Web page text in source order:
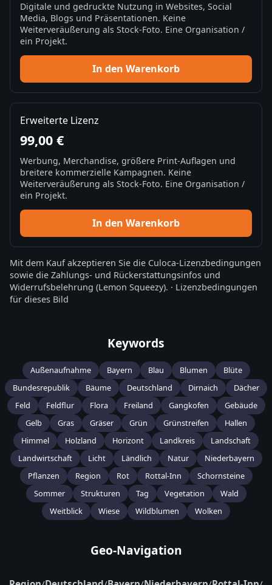
Digitale und gedruckte Nutzung in Websites, Social
Media, Blogs und Präsentationen. Keine
Weiterveräußerung als Stock-Foto. Eine Organisation /
ein Projekt.
In den Warenkorb
Erweiterte Lizenz
99,00 €
Werbung, Merchandise, größere Print-Auflagen und
breitere kommerzielle Kampagnen. Keine
Weiterveräußerung als Stock-Foto. Eine Organisation /
ein Projekt.
In den Warenkorb
Mit dem Kauf akzeptieren Sie die Culoca-Lizenzbedingungen
sowie die Zahlungs- und Rückerstattungsinfos und
Widerrufsbelehrung (Lemon Squeezy). · Lizenzbedingungen
für dieses Bild
Keywords
Außenaufnahme Bayern Blau Blumen
Blüte
Bundesrepublik
Bäume Deutschland Dirnaich
Dächer
Feld
Feldflur Flora Freiland Gangkofen
Gebäude
Gelb
Gras Gräser Grün Grünstreifen
Hallen
Himmel
Holzland Horizont Landkreis
Landschaft
Landwirtschaft
Licht Ländlich Natur
Niederbayern
Pflanzen
Region Rot Rottal-Inn
Schornsteine
Sommer
Strukturen Tag Vegetation
Wald
Weitblick
Wiese Wildblumen Wolken
Geo-Navigation